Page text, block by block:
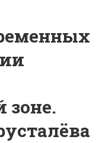
зоне.